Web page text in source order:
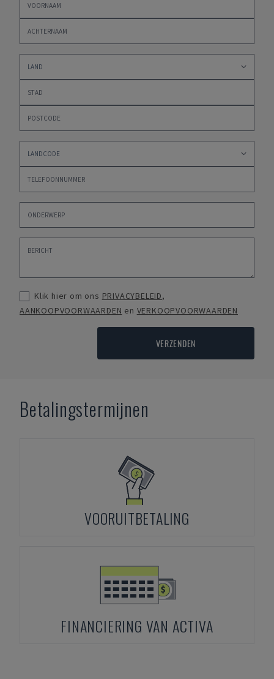
Klik hier om ons PRIVACYBELEID,
AANKOOPVOORWAARDEN en VERKOOPVOORWAARDEN
VERZENDEN
Betalingstermijnen
VOORUITBETALING
FINANCIERING VAN ACTIVA